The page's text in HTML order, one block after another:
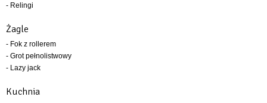
- Relingi
Żagle
- Fok z rollerem
- Grot pełnolistwowy
- Lazy jack
Kuchnia